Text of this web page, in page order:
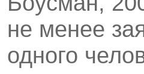
не менее
одного